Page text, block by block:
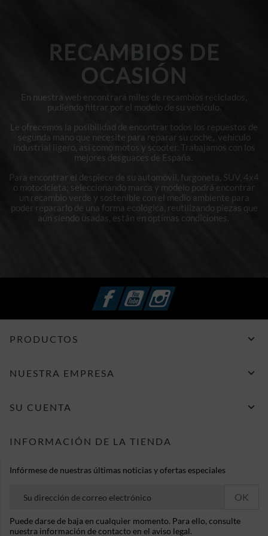
RECAMBIOS DE
OCASIÓN
En nuestra web encontrará miles de recambios reciclados,
pudiendo filtrar por el modelo de su vehículo.
Le ofrecemos la posibilidad de encontrar todos los repuestos de
segunda mano que necesite para reparar su coche, vehículo
industrial ligero, así como motos y scooter. Trabajamos con los
mejores desguaces de España.
Para encontrar el despiece de su automóvil, furgoneta, SUV, 4x4
o motocicleta; seleccionando marca y modelo podrá encontrar
un recambio verde y sostenible con el medio ambiente para
poder repararlo de una forma ecológica, reutilizando piezas que
aún siendo usadas, están en optimas condiciones.
FacebookYouTubeInstagram
PRODUCTOS 
NUESTRA EMPRESA 
SU CUENTA 
INFORMACIÓN DE LA TIENDA
Infórmese de nuestras últimas noticias y ofertas especiales
Puede darse de baja en cualquier momento. Para ello, consulte
nuestra información de contacto en el aviso legal.